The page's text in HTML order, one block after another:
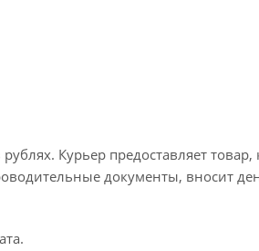
Курьер предоставляет
документы, вносит